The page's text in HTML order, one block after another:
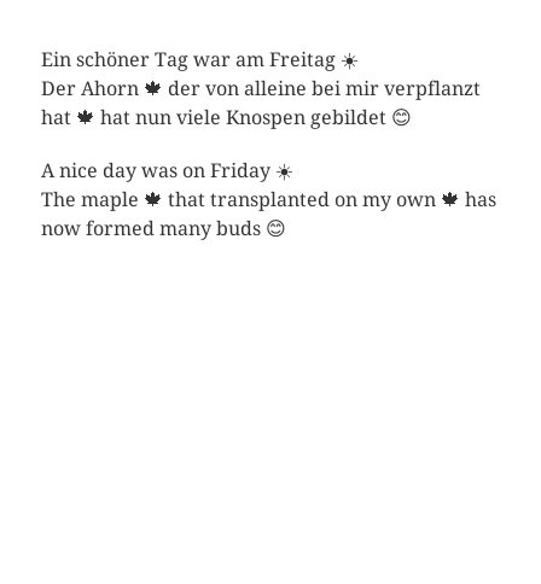
Ein schöner Tag war am Freitag ☀️
Der Ahorn 🍁 der von alleine bei mir verpflanzt
hat 🍁 hat nun viele Knospen gebildet 😊
A nice day was on Friday ☀️
The maple 🍁 that transplanted on my own 🍁 has
now formed many buds 😊